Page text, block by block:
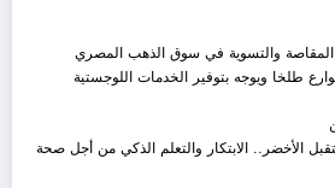
المقاصة والتسوية في سوق الذهب المصري
طلخا ويوجه بتوفير الخدمات اللوجستية
الأخضر.. الابتكار والتعلم الذكي من أجل صحة